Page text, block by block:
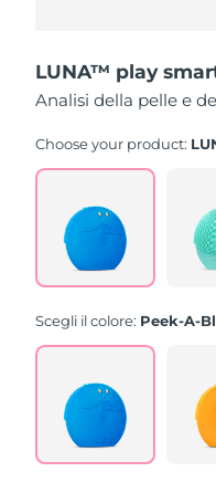
LUNA™ play
Analisi della pelle e
Choose your product:
Scegli il colore: Peek-A-